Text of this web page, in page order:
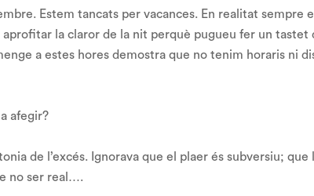
Estem tancats per vacances. En realitat sempre
aprofitar la claror de la nit perquè pugueu fer un
a estes hores demostra que no tenim horaris ni
afegir?
de l’excés. Ignorava que el plaer és subversiu; que
no ser real….